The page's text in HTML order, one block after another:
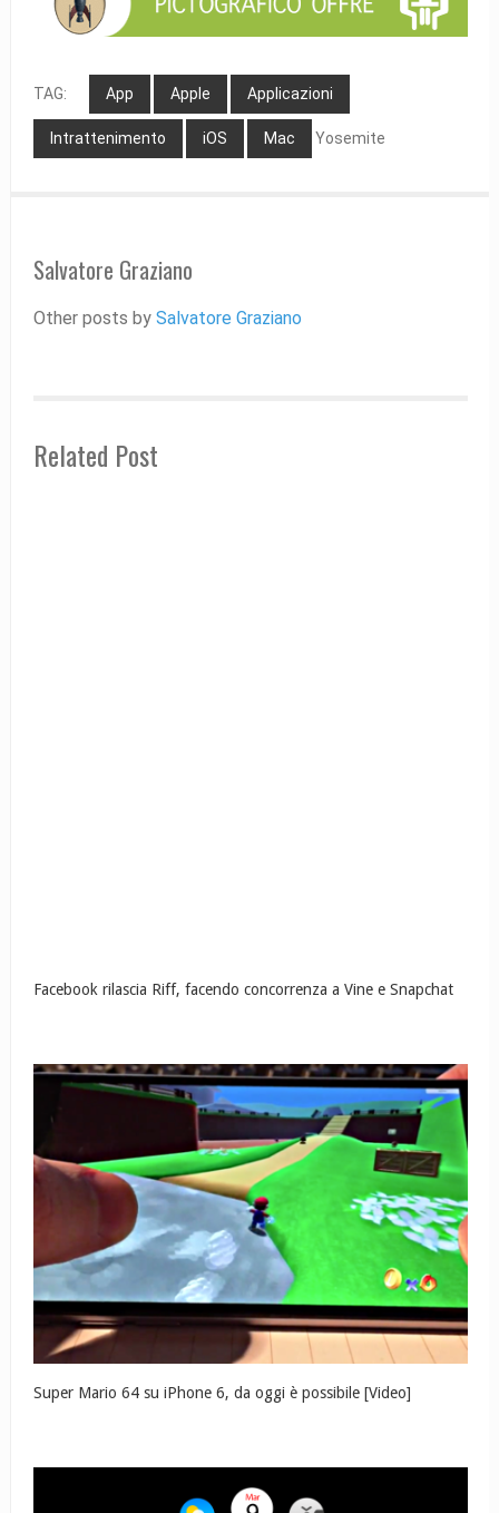
TAG: App Apple Applicazioni
Intrattenimento iOS Mac Yosemite
Salvatore Graziano
Other posts by Salvatore Graziano
Related Post
Facebook rilascia Riff, facendo concorrenza a Vine e Snapchat
Super Mario 64 su iPhone 6, da oggi è possibile [Video]